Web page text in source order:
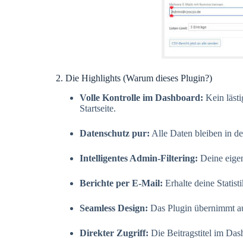
2. Die Highlights (Warum dieses Plugin?)
Volle Kontrolle im Dashboard: Kein
Startseite.
Datenschutz pur: Alle Daten bleiben in
Intelligentes Admin-Filtering: Deine
Berichte per E-Mail: Erhalte deine
Seamless Design: Das Plugin übernimmt
Direkter Zugriff: Die Beitragstitel im